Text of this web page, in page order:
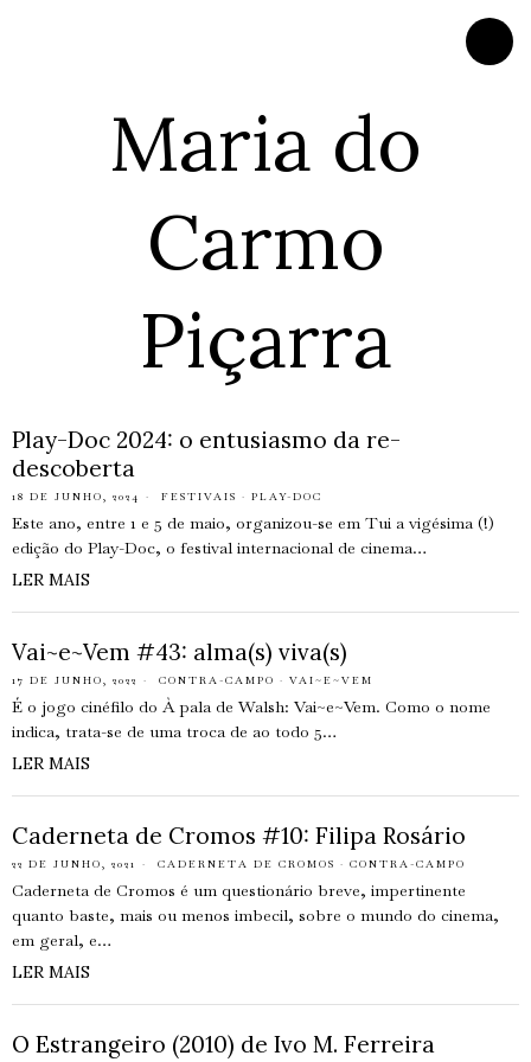
Maria do
Carmo
Piçarra
Play-Doc 2024: o entusiasmo da re-
descoberta
18 DE JUNHO, 2024 FESTIVAIS · PLAY-DOC
Este ano, entre 1 e 5 de maio, organizou-se em Tui a vigésima (!)
edição do Play-Doc, o festival internacional de cinema…
LER MAIS
Vai~e~Vem #43: alma(s) viva(s)
17 DE JUNHO, 2022 CONTRA-CAMPO · VAI~E~VEM
É o jogo cinéfilo do À pala de Walsh: Vai~e~Vem. Como o nome
indica, trata-se de uma troca de ao todo 5…
LER MAIS
Caderneta de Cromos #10: Filipa Rosário
22 DE JUNHO, 2021 CADERNETA DE CROMOS · CONTRA-CAMPO
Caderneta de Cromos é um questionário breve, impertinente
quanto baste, mais ou menos imbecil, sobre o mundo do cinema,
em geral, e…
LER MAIS
O Estrangeiro (2010) de Ivo M. Ferreira